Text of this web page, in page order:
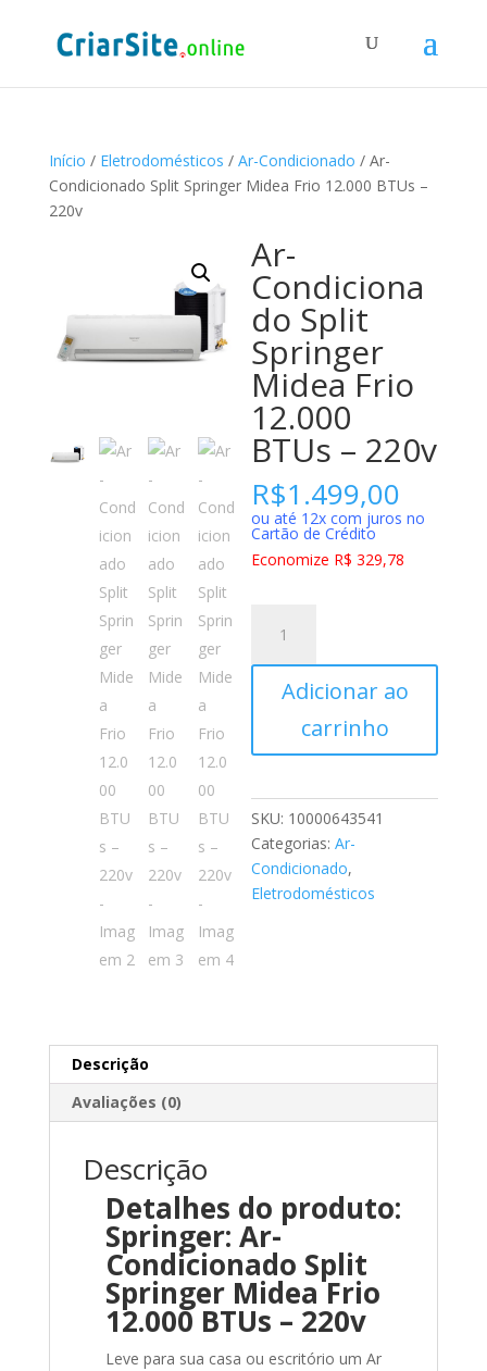
Início / Eletrodomésticos / Ar-Condicionado / Ar-
Condicionado Split Springer Midea Frio 12.000 BTUs –
220v
Ar-
Condiciona
do Split
Springer
Midea Frio
12.000
BTUs – 220v
R$1.499,00
ou até 12x com juros no
Cartão de Crédito
Economize R$ 329,78
Condicionado
Split
Springer
–
220v
quantidade
Adicionar ao
carrinho
SKU: 10000643541
Categorias:Ar-
Condicionado,
Eletrodomésticos
Descrição
Avaliações (0)
Descrição
Detalhes do produto:
Springer: Ar-
Condicionado Split
Springer Midea Frio
12.000 BTUs – 220v
Leve para sua casa ou escritório um Ar